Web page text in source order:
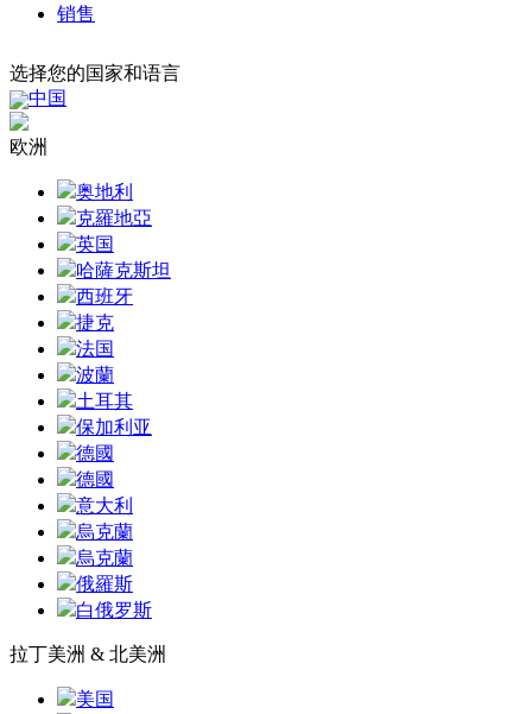
销售
选择您的国家和语言
中国
欧洲
奥地利
克羅地亞
英国
哈薩克斯坦
西班牙
捷克
法国
波蘭
土耳其
保加利亚
德國
德國
意大利
烏克蘭
烏克蘭
俄羅斯
白俄罗斯
拉丁美洲 & 北美洲
美国